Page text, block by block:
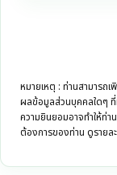
หมายเหตุ : ท่านสามารถ
ผลข้อมูลส่วนบุคคลใดๆ ที่
ความยินยอมอาจทำให้ท่า
ต้องการของท่าน ดูรายล